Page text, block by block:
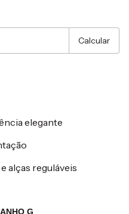
Calcular
elegante
alças reguláveis
G